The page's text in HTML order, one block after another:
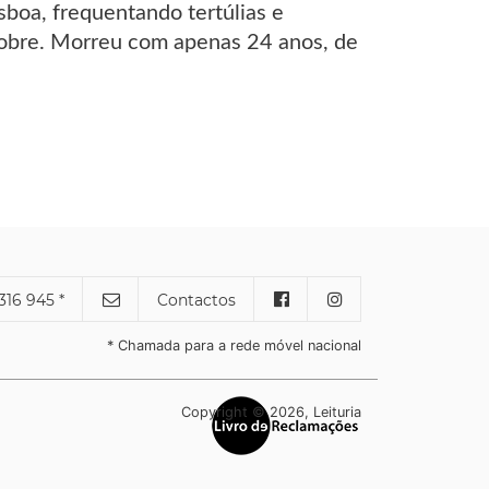
frequentando tertúlias e
Morreu com apenas 24 anos, de
945 * Contactos
* Chamada para a rede móvel nacional
Copyright © 2026, Leituria